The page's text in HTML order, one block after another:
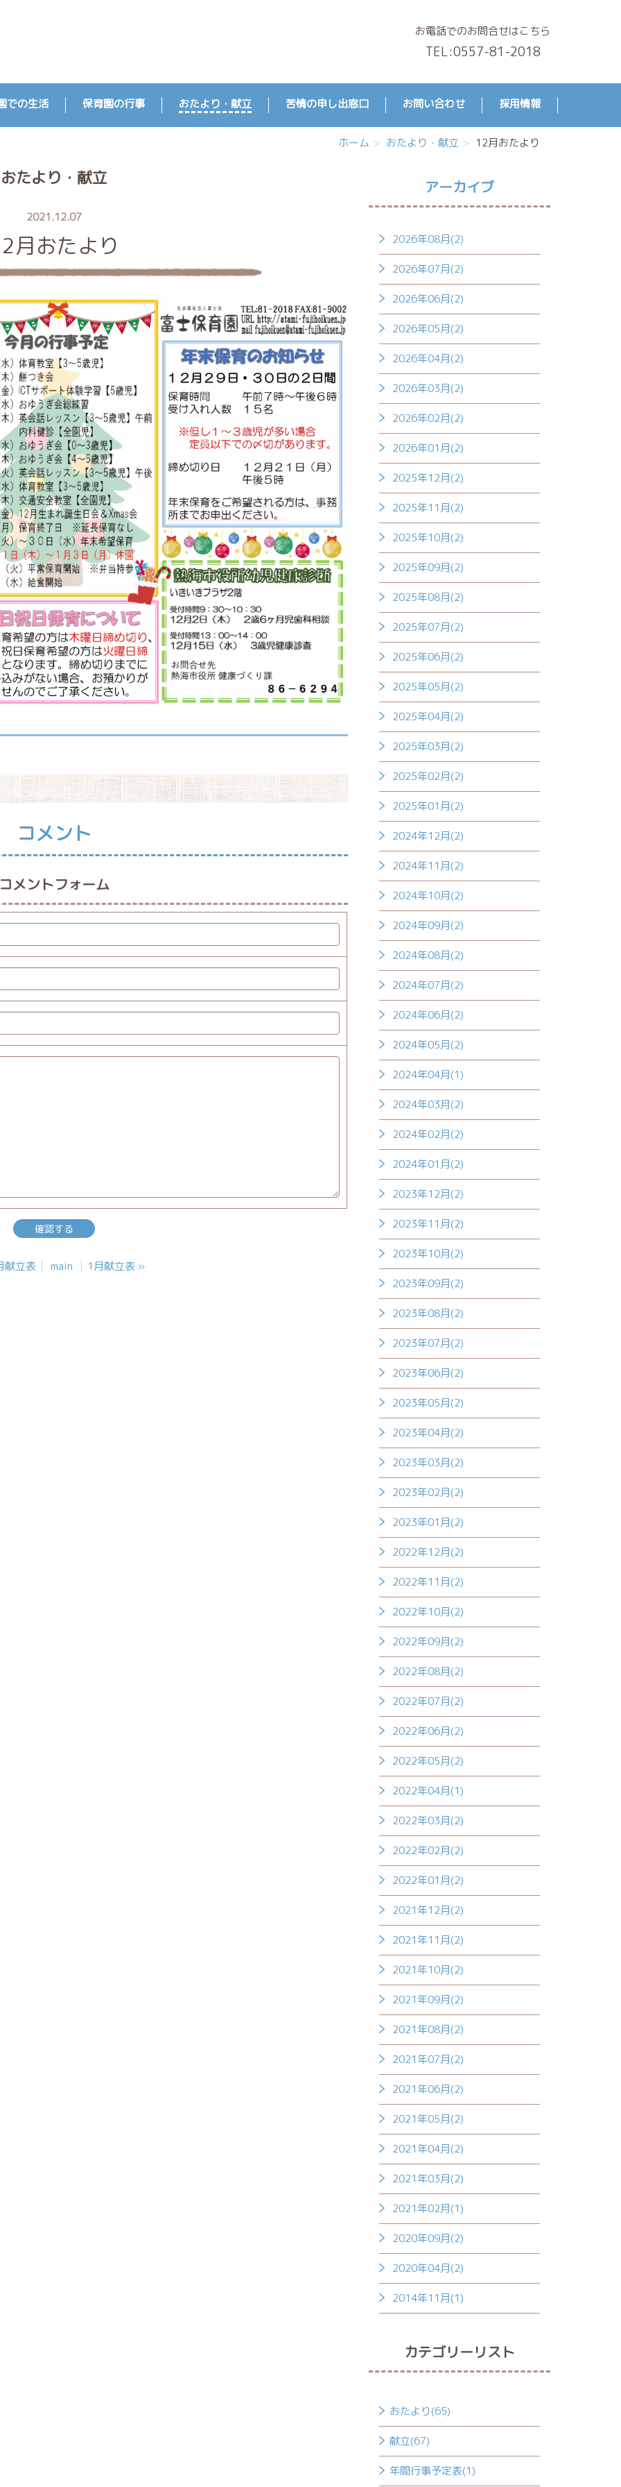
お電話でのお問合せはこちら
TEL:0557-81-2018
での生活 保育園の行事 おたより・献立 苦情の申し出窓口 お問い合わせ 採用情報
ホーム おたより・献立 12月おたより
おたより・献立
2021.12.07
月おたより
コメント
メントフォーム
献立表 main 1月献立表 »
アーカイブ
2026年08月(2)
2026年07月(2)
2026年06月(2)
2026年05月(2)
2026年04月(2)
2026年03月(2)
2026年02月(2)
2026年01月(2)
2025年12月(2)
2025年11月(2)
2025年10月(2)
2025年09月(2)
2025年08月(2)
2025年07月(2)
2025年06月(2)
2025年05月(2)
2025年04月(2)
2025年03月(2)
2025年02月(2)
2025年01月(2)
2024年12月(2)
2024年11月(2)
2024年10月(2)
2024年09月(2)
2024年08月(2)
2024年07月(2)
2024年06月(2)
2024年05月(2)
2024年04月(1)
2024年03月(2)
2024年02月(2)
2024年01月(2)
2023年12月(2)
2023年11月(2)
2023年10月(2)
2023年09月(2)
2023年08月(2)
2023年07月(2)
2023年06月(2)
2023年05月(2)
2023年04月(2)
2023年03月(2)
2023年02月(2)
2023年01月(2)
2022年12月(2)
2022年11月(2)
2022年10月(2)
2022年09月(2)
2022年08月(2)
2022年07月(2)
2022年06月(2)
2022年05月(2)
2022年04月(1)
2022年03月(2)
2022年02月(2)
2022年01月(2)
2021年12月(2)
2021年11月(2)
2021年10月(2)
2021年09月(2)
2021年08月(2)
2021年07月(2)
2021年06月(2)
2021年05月(2)
2021年04月(2)
2021年03月(2)
2021年02月(1)
2020年09月(2)
2020年04月(2)
2014年11月(1)
カテゴリーリスト
おたより(65)
献立(67)
年間行事予定表(1)